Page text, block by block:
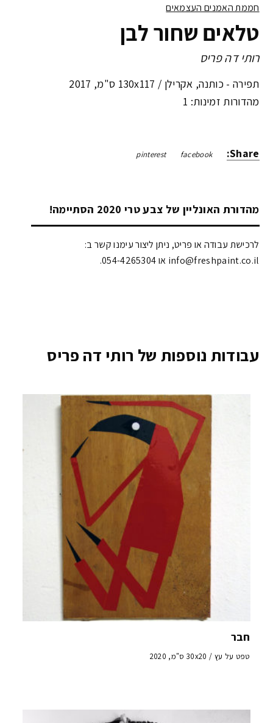
חממת האמנים העצמאים
טלאים שחור לבן
רותי דה פריס
תפירה - כותנה, אקרילן / 130x117 ס"מ ,
מהדורות זמינות: 1
Share:
facebook
pinterest
מהדורת האונליין של צבע טרי 2020 הסתיימה!
לרכישת עבודה או פריט, ניתן ליצור עימנו קשר ב:
info@freshpaint.co.il‏ או 054-4265304.
עבודות נוספות של רותי דה פריס
חבר
טפט על עץ / 30x20 ס"מ, 2020